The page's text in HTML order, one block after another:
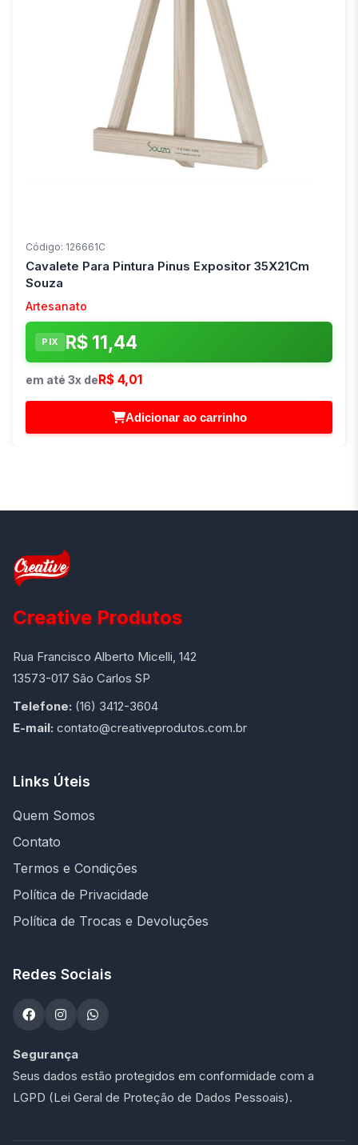
Código: 126661C
Cavalete Para Pintura Pinus Expositor 35X21Cm
Souza
Artesanato
PIX R$ 11,44
em até 3x deR$ 4,01
Adicionar ao carrinho
Creative Produtos
Rua Francisco Alberto Micelli, 142
13573-017 São Carlos SP
Telefone: (16) 3412-3604
E-mail: contato@creativeprodutos.com.br
Links Úteis
Quem Somos
Contato
Termos e Condições
Política de Privacidade
Política de Trocas e Devoluções
Redes Sociais
Segurança
Seus dados estão protegidos em conformidade com a
LGPD (Lei Geral de Proteção de Dados Pessoais).